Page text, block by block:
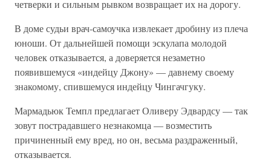
четверки и сильным рывком возвращает их на дорогу.
В доме судьи врач-самоучка извлекает дробину из плеча
юноши. От дальнейшей помощи эскулапа молодой
человек отказывается, а доверяется незаметно
появившемуся «индейцу Джону» — давнему своему
знакомому, спившемуся индейцу Чингачгуку.
Мармадьюк Темпл предлагает Оливеру Эдвардсу — так
зовут пострадавшего незнакомца — возместить
причиненный ему вред, но он, весьма раздраженный,
отказывается.